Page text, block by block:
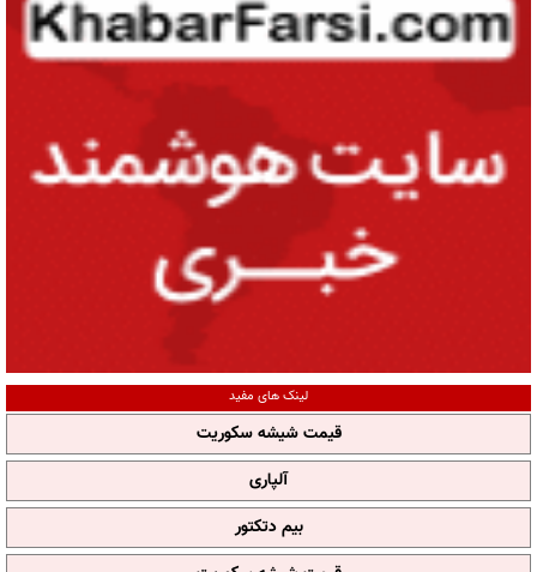
لینک های مفید
قیمت شیشه سکوریت
آلپاری
بیم دتکتور